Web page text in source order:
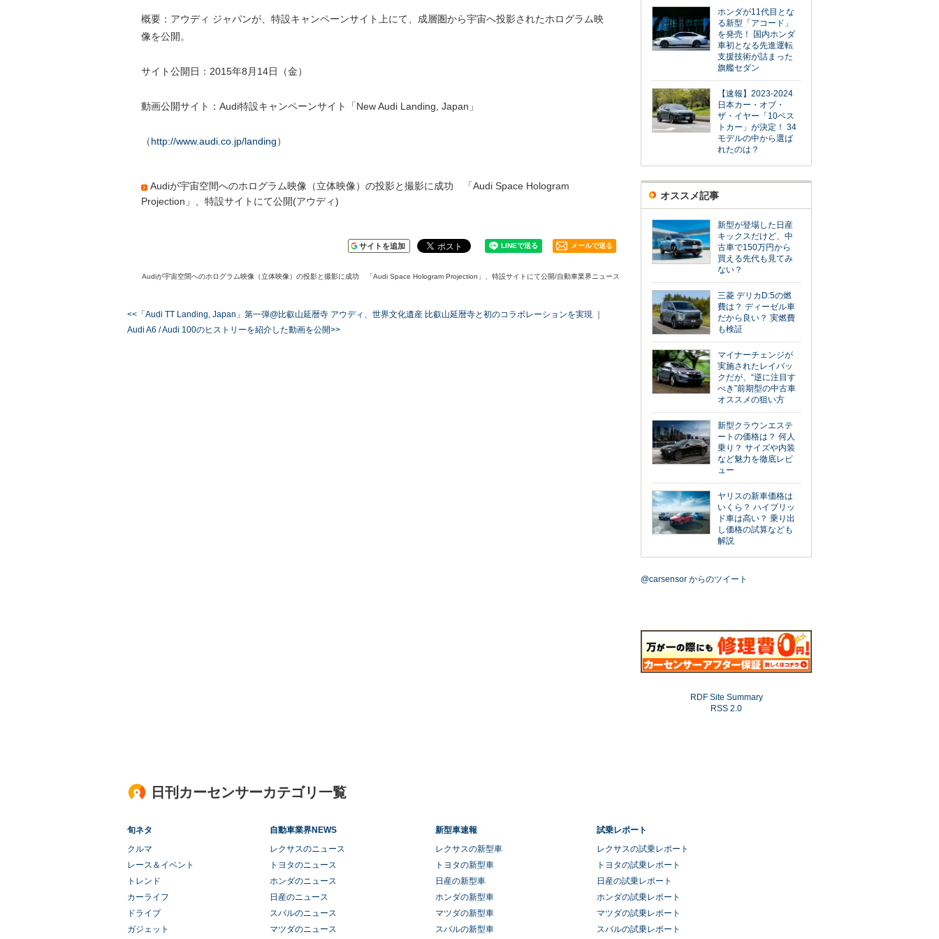
概要：アウディ ジャパンが、特設キャンペーンサイト上にて、成層圏から宇宙へ投影されたホログラム映
像を公開。
サイト公開日：2015年8月14日（金）
動画公開サイト：Audi特設キャンペーンサイト「New Audi Landing, Japan」
（http://www.audi.co.jp/landing）
Audiが宇宙空間へのホログラム映像（立体映像）の投影と撮影に成功 「Audi Space Hologram
Projection」、特設サイトにて公開(アウディ)
サイトを追加 メールで送る
Audiが宇宙空間へのホログラム映像（立体映像）の投影と撮影に成功 「Audi Space Hologram Projection」、特設サイトにて公開/自動車業界ニュース
<<「Audi TT Landing, Japan」第一弾@比叡山延暦寺 アウディ、世界文化遺産 比叡山延暦寺と初のコラボレーションを実現
Audi A6 / Audi 100のヒストリーを紹介した動画を公開>>
ホンダが11代目とな
る新型「アコード」
を発売！ 国内ホンダ
車初となる先進運転
支援技術が詰まった
旗艦セダン
【速報】2023-2024
日本カー・オブ・
ザ・イヤー「10ベス
トカー」が決定！ 34
モデルの中から選ば
れたのは？
オススメ記事
新型が登場した日産
キックスだけど、中
古車で150万円から
買える先代も見てみ
ない？
三菱 デリカD:5の燃
費は？ ディーゼル車
だから良い？ 実燃費
も検証
マイナーチェンジが
実施されたレイバッ
クだが、“逆に注目す
べき”前期型の中古車
オススメの狙い方
新型クラウンエステ
ートの価格は？ 何人
乗り？ サイズや内装
など魅力を徹底レビ
ュー
ヤリスの新車価格は
いくら？ ハイブリッ
ド車は高い？ 乗り出
し価格の試算なども
解説
@carsensor からのツイート
RDF Site Summary
RSS 2.0
日刊カーセンサーカテゴリ一覧
旬ネタ
クルマ
レース＆イベント
トレンド
カーライフ
ドライブ
ガジェット
自動車業界NEWS
レクサスのニュース
トヨタのニュース
ホンダのニュース
日産のニュース
スバルのニュース
マツダのニュース
新型車速報
レクサスの新型車
トヨタの新型車
日産の新型車
ホンダの新型車
マツダの新型車
スバルの新型車
試乗レポート
レクサスの試乗レポート
トヨタの試乗レポート
日産の試乗レポート
ホンダの試乗レポート
マツダの試乗レポート
スバルの試乗レポート